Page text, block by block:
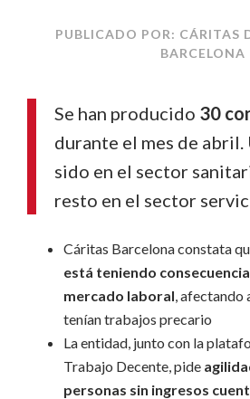
PUBLICADO POR: CÁRITAS
BARCELONA
Se han producido 30
durante el mes de abril.
sido en el sector
resto en el sector
Cáritas Barcelona constata
está teniendo
mercado laboral, afectando
tenían trabajos precario
La entidad, junto con la
Trabajo Decente, pide
personas sin ingresos